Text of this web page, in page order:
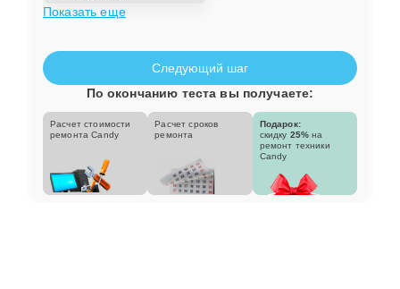
Показать еще
Следующий шаг
По окончанию теста вы получаете:
Расчет стоимости
ремонта Candy
Расчет сроков
ремонта
Подарок:
скидку 25% на
ремонт техники
Candy